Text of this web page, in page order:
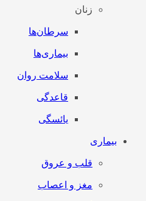
زنان
سرطان‌‌ها
بیماری‌ها
سلامت روان
قاعدگی
یائسگی
بیماری
قلب و عروق
مغز و اعصاب